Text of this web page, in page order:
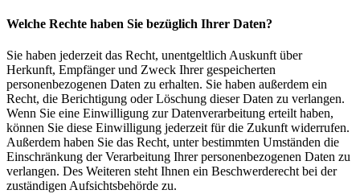
Welche Rechte haben Sie bezüglich Ihrer Daten?
Sie haben jederzeit das Recht, unentgeltlich Auskunft über
Herkunft, Empfänger und Zweck Ihrer gespeicherten
personenbezogenen Daten zu erhalten. Sie haben außerdem ein
Recht, die Berichtigung oder Löschung dieser Daten zu verlangen.
Wenn Sie eine Einwilligung zur Datenverarbeitung erteilt haben,
können Sie diese Einwilligung jederzeit für die Zukunft widerrufen.
Außerdem haben Sie das Recht, unter bestimmten Umständen die
Einschränkung der Verarbeitung Ihrer personenbezogenen Daten zu
verlangen. Des Weiteren steht Ihnen ein Beschwerderecht bei der
zuständigen Aufsichtsbehörde zu.